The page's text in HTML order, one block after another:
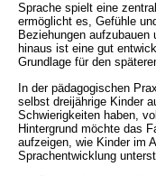
Sprache spielt eine
ermöglicht es, Gefühle
Beziehungen
hinaus ist eine gut
Grundlage für den
In der pädagogischen
selbst dreijährige Kinder
Schwierigkeiten haben,
Hintergrund möchte das
aufzeigen, wie Kinder im
Sprachentwicklung